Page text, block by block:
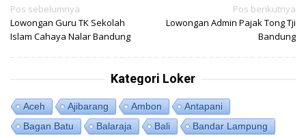
Navigasi
pos
Pos sebelumnya
Lowongan Guru TK Sekolah
Islam Cahaya Nalar Bandung
Pos berikutnya
Lowongan Admin Pajak Tong Tji
Bandung
Kategori Loker
Aceh Ajibarang Ambon
Antapani
Bagan Batu
Balaraja Bali
Bandar Lampung